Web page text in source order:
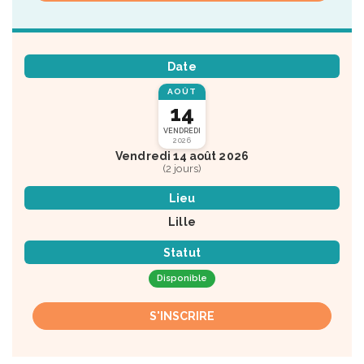
Date
AOÛT
14
VENDREDI
2026
Vendredi 14 août 2026
(2 jours)
Lieu
Lille
Statut
Disponible
S'INSCRIRE